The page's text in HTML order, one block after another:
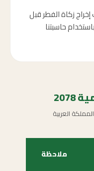
زكاة الفطر قبل
حاسبتنا
العربية
ملاحظة